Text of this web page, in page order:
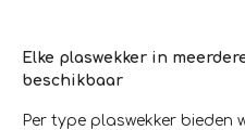
Elke plaswekker in
beschikbaar
Per type plaswekker bieden